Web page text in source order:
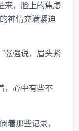
来，脸上的焦虑
神情充满紧迫
张强说，眉头紧
，心中有些不
着那些记录，